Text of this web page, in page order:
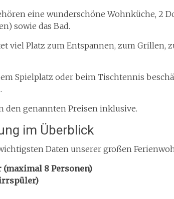
eine wunderschöne Wohnküche, 2
sowie das Bad.
viel Platz zum Entspannen, zum Grillen,
Spielplatz oder beim Tischtennis
den genannten Preisen inklusive.
im Überblick
Daten unserer großen
(maximal 8 Personen)